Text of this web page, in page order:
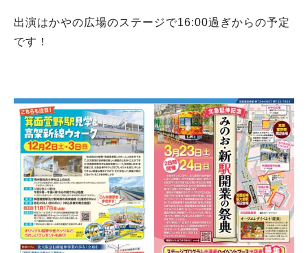
出演はかやの広場のステージで16:00過ぎからの予定
です！